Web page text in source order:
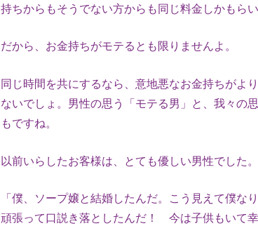
持ちからもそうでない方からも同じ料金しかもらい
だから、お金持ちがモテるとも限りませんよ。
同じ時間を共にするなら、意地悪なお金持ちがよ
ないでしょ。男性の思う「モテる男」と、我々の
もですね。
以前いらしたお客様は、とても優しい男性でした。
「僕、ソープ嬢と結婚したんだ。こう見えて僕な
頑張って口説き落としたんだ！ 今は子供もいて幸